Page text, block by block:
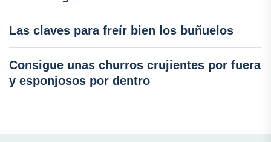
Las claves para freír bien los buñuelos
Consigue unas churros crujientes por fuera
y esponjosos por dentro